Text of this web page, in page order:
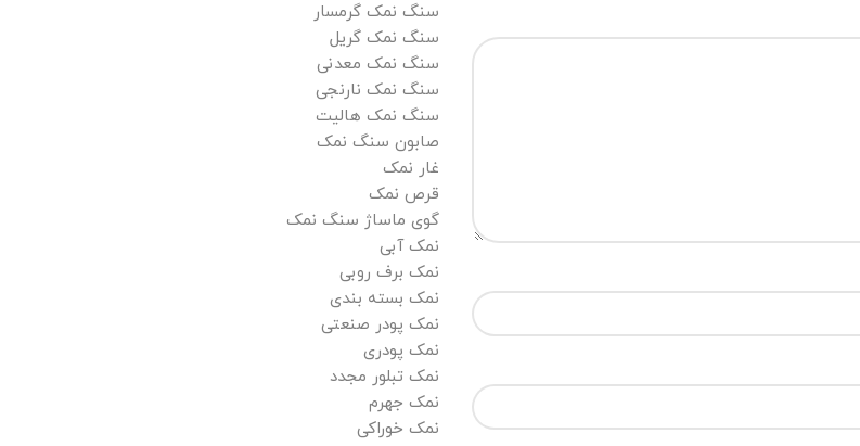
سنگ نمک گرمسار
سنگ نمک گریل
سنگ نمک معدنی
سنگ نمک نارنجی
سنگ نمک هالیت
صابون سنگ نمک
غار نمک
قرص نمک
گوی ماساژ سنگ نمک
نمک آبی
نمک برف روبی
نمک بسته بندی
نمک پودر صنعتی
نمک پودری
نمک تبلور مجدد
نمک جهرم
نمک خوراکی